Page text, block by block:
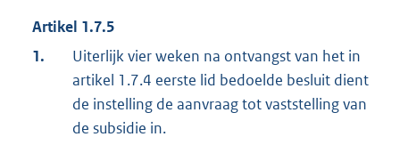
Artikel 1.7.5
1.
Uiterlijk vier weken na ontvangst van het in
artikel 1.7.4 eerste lid bedoelde besluit dient
de instelling de aanvraag tot vaststelling van
de subsidie in.